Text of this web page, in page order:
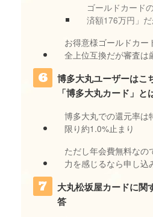
ゴールドカード
済額176万円」
お得意様ゴールドカ
全上位互換だが審査は
博多大丸ユーザーはこ
「博多大丸カード」と
博多大丸での還元率は
限り約1.0%止まり
ただし年会費無料な
力を感じるなら申し込
大丸松坂屋カードに関
答